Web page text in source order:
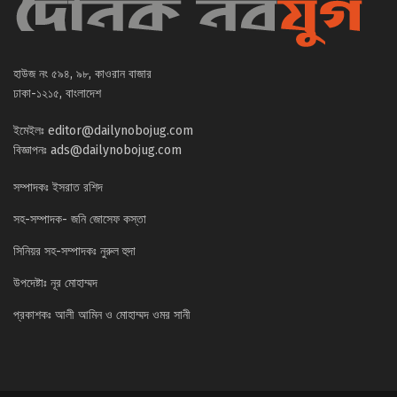
হাউজ নং ৫৯৪, ৯৮, কাওরান বাজার
ঢাকা-১২১৫, বাংলাদেশ
ইমেইলঃ editor@dailynobojug.com
বিজ্ঞাপনঃ ads@dailynobojug.com
সম্পাদকঃ ইসরাত রশিদ
সহ-সম্পাদক- জনি জোসেফ কস্তা
সিনিয়র সহ-সম্পাদকঃ নুরুল হুদা
উপদেষ্টাঃ নূর মোহাম্মদ
প্রকাশকঃ আলী আমিন ও মোহাম্মদ ওমর সানী